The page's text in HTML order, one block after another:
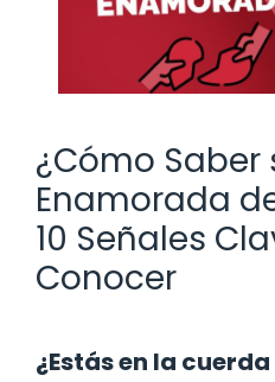
¿Cómo Saber
Enamorada
10 Señales
Conocer
¿Estás en la